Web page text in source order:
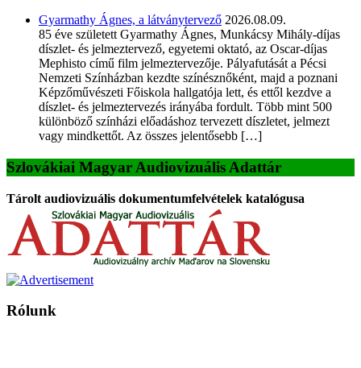
Gyarmathy Ágnes, a látványtervező 2026.08.09.
85 éve született Gyarmathy Ágnes, Munkácsy Mihály-díjas
díszlet- és jelmeztervező, egyetemi oktató, az Oscar-díjas
Mephisto című film jelmeztervezője. Pályafutását a Pécsi
Nemzeti Színházban kezdte színésznőként, majd a poznani
Képzőművészeti Főiskola hallgatója lett, és ettől kezdve a
díszlet- és jelmeztervezés irányába fordult. Több mint 500
különböző színházi előadáshoz tervezett díszletet, jelmezt
vagy mindkettőt. Az összes jelentősebb […]
Szlovákiai Magyar Audiovizuális Adattár
Tárolt audiovizuális dokumentumfelvételek katalógusa
Rólunk